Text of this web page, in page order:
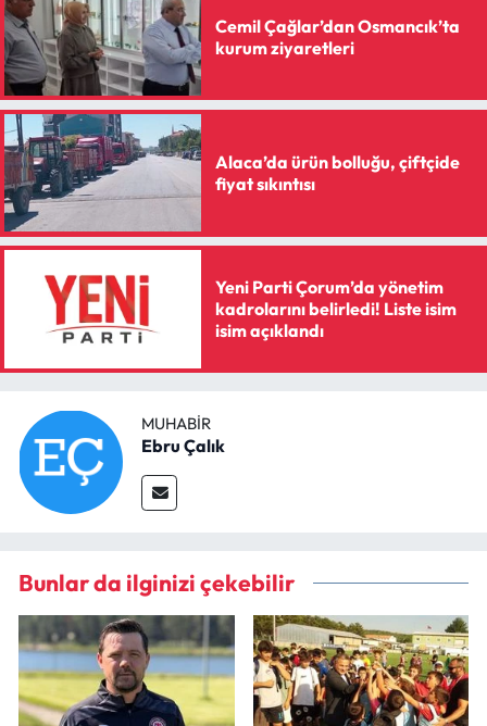
Cemil Çağlar’dan Osmancık’ta
kurum ziyaretleri
Alaca’da ürün bolluğu, çiftçide
fiyat sıkıntısı
Yeni Parti Çorum’da yönetim
kadrolarını belirledi! Liste isim
isim açıklandı
MUHABIR
Ebru Çalık
Bunlar da ilginizi çekebilir